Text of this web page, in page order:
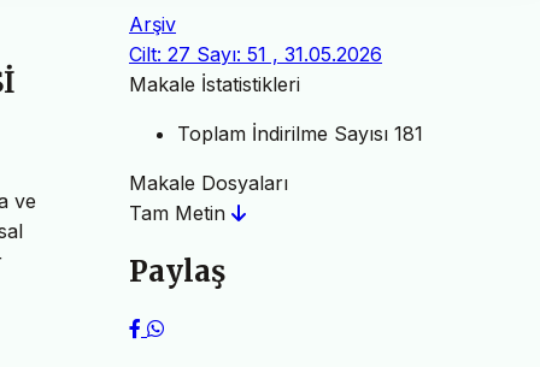
ve
Arşiv
Cilt: 27 Sayı: 51 , 31.05.2026
Makale İstatistikleri
Toplam İndirilme Sayısı 181
Makale Dosyaları
Tam Metin
Paylaş